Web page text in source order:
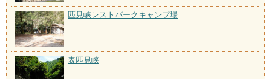
匹見峡レストパークキャンプ場
表匹見峡